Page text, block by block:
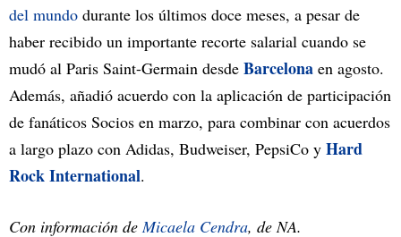
del mundo durante los últimos doce meses, a pesar de
haber recibido un importante recorte salarial cuando se
mudó al Paris Saint-Germain desde Barcelona en agosto.
Además, añadió acuerdo con la aplicación de participación
de fanáticos Socios en marzo, para combinar con acuerdos
a largo plazo con Adidas, Budweiser, PepsiCo y Hard
Rock International.
Con información deMicaela Cendra, de NA.